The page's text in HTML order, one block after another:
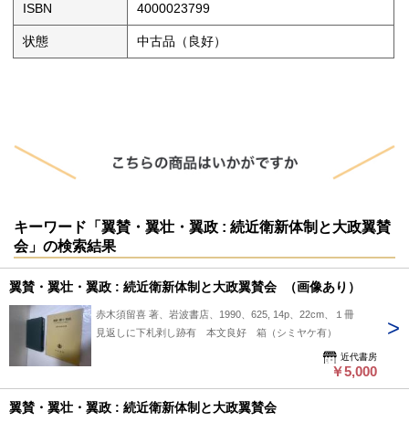
ISBN 4000023799
状態 中古品（良好）
キーワード「翼賛・翼壮・翼政 : 続近衛新体制と大政翼賛
会」の検索結果
翼賛・翼壮・翼政 : 続近衛新体制と大政翼賛会 （画像あり）
赤木須留喜 著、岩波書店、1990、625, 14p、22cm、１冊
見返しに下札剥し跡有 本文良好 箱（シミヤケ有）
近代書房
￥5,000
翼賛・翼壮・翼政 : 続近衛新体制と大政翼賛会